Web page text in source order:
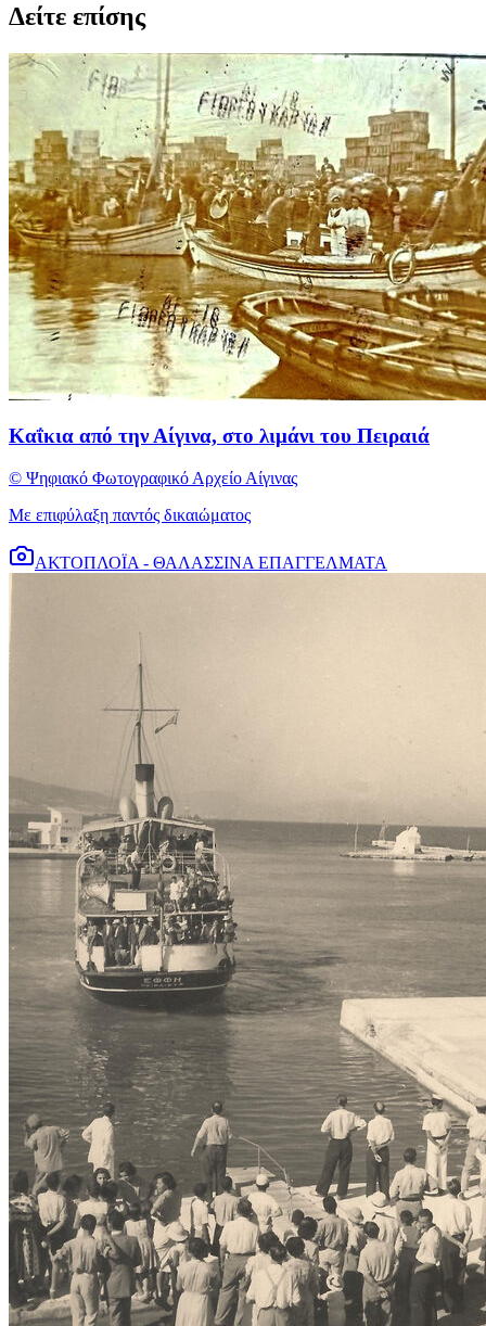
Δείτε επίσης
Καΐκια από την Αίγινα, στο λιμάνι του Πειραιά
© Ψηφιακό Φωτογραφικό Αρχείο Αίγινας
Με επιφύλαξη παντός δικαιώματος
ΑΚΤΟΠΛΟΪΑ - ΘΑΛΑΣΣΙΝΑ ΕΠΑΓΓΕΛΜΑΤΑ